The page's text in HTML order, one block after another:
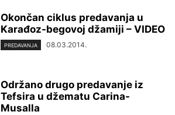
Okončan ciklus predavanja u
Karađoz-begovoj džamiji – VIDEO
PREDAVANJA 08.03.2014.
Održano drugo predavanje iz
Tefsira u džematu Carina-
Musalla